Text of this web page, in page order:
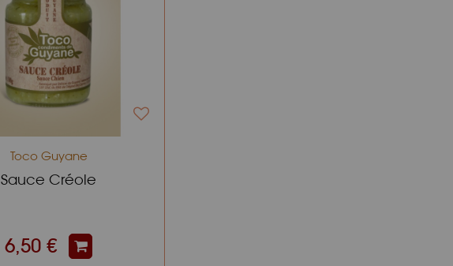
Toco Guyane
Sauce Créole
6,50 €